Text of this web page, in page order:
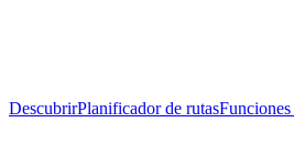
DescubrirPlanificador de rutas